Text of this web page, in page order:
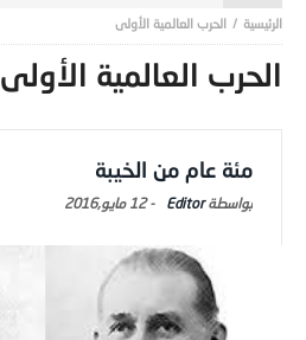
الحرب العالمية الأولى
الحرب العالمية الأولى
مئة عام من الخيبة
Editor
-12 مايو,2016